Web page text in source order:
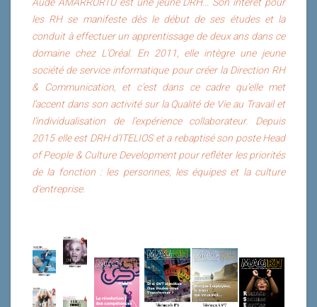
les RH se manifeste dès le début de ses études et la
conduit à effectuer un apprentissage de deux ans dans ce
domaine chez L’Oréal. En 2011, elle intègre une jeune
société de service informatique pour créer la Direction RH
& Communication, et c’est dans ce cadre qu’elle met
l’accent dans son activité sur la Qualité de Vie au Travail et
l’individualisation de l’expérience collaborateur. Depuis
2015 elle est DRH d’ITELIOS et a rebaptisé son poste Head
of People & Culture Development pour refléter les priorités
de la fonction : les personnes, les équipes et la culture
d’entreprise.